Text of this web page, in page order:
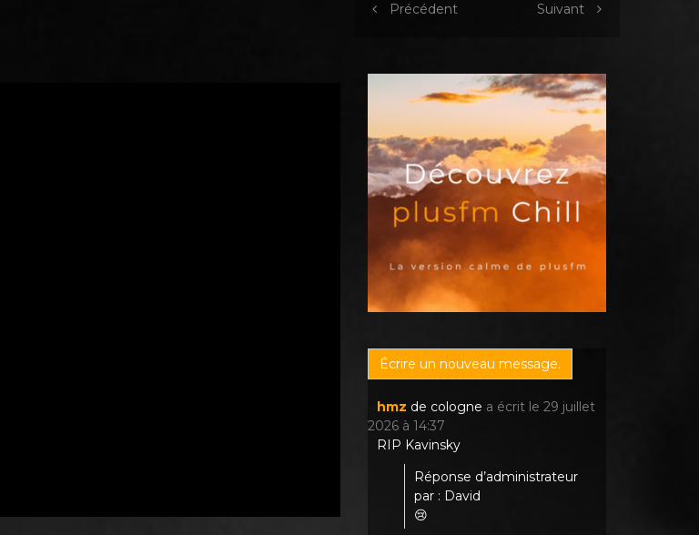
Précédent Suivant
hmz de cologne a écrit le 29 juillet
2026 à 14:37
RIP Kavinsky
Réponse d’administrateur
par : David
😢